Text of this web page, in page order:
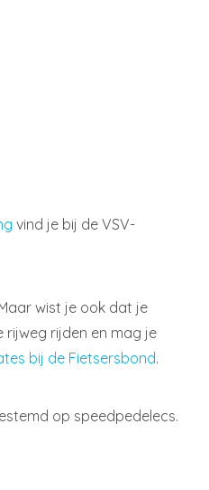
vind je bij de VSV-
wist je ook dat je
rijweg rijden en mag je
bij de Fietsersbond.
op speedpedelecs.